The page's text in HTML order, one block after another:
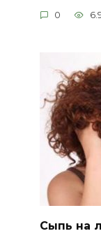
0
Сыпь на